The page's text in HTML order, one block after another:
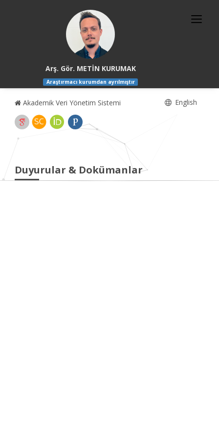
Arş. Gör. METİN KURUMAK
Araştırmacı kurumdan ayrılmıştır
Akademik Veri Yönetim Sistemi English
Duyurular & Dokümanlar